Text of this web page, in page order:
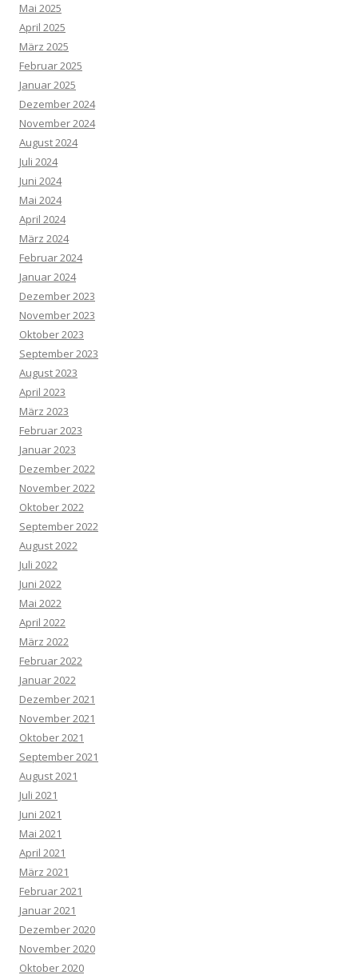
Mai 2025
April 2025
März 2025
Februar 2025
Januar 2025
Dezember 2024
November 2024
August 2024
Juli 2024
Juni 2024
Mai 2024
April 2024
März 2024
Februar 2024
Januar 2024
Dezember 2023
November 2023
Oktober 2023
September 2023
August 2023
April 2023
März 2023
Februar 2023
Januar 2023
Dezember 2022
November 2022
Oktober 2022
September 2022
August 2022
Juli 2022
Juni 2022
Mai 2022
April 2022
März 2022
Februar 2022
Januar 2022
Dezember 2021
November 2021
Oktober 2021
September 2021
August 2021
Juli 2021
Juni 2021
Mai 2021
April 2021
März 2021
Februar 2021
Januar 2021
Dezember 2020
November 2020
Oktober 2020